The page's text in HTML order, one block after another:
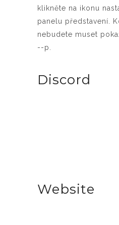
klikněte na ikonu
panelu představení.
nebudete muset
--p.
Discord
Website